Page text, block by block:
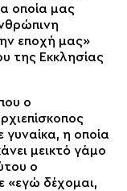
οποία μας
εποχή μας»
της Εκκλησίας
ο
η οποία
μεικτό γάμο
ο
«εγώ δέχομαι,